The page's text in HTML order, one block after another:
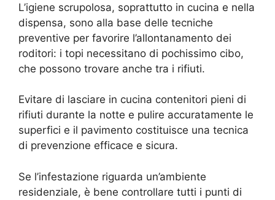
L’igiene scrupolosa, soprattutto in cucina e nella
dispensa, sono alla base delle tecniche
preventive per favorire l’allontanamento dei
roditori: i topi necessitano di pochissimo cibo,
che possono trovare anche tra i rifiuti.
Evitare di lasciare in cucina contenitori pieni di
rifiuti durante la notte e pulire accuratamente le
superfici e il pavimento costituisce una tecnica
di prevenzione efficace e sicura.
Se l’infestazione riguarda un’ambiente
residenziale, è bene controllare tutti i punti di